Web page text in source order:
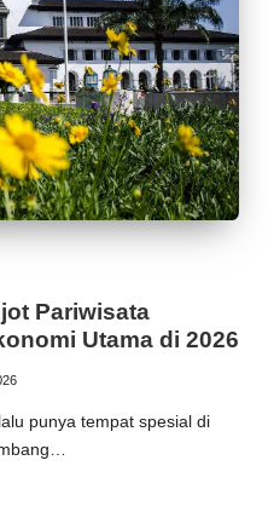
Pariwisata
Utama di 2026
punya tempat spesial di